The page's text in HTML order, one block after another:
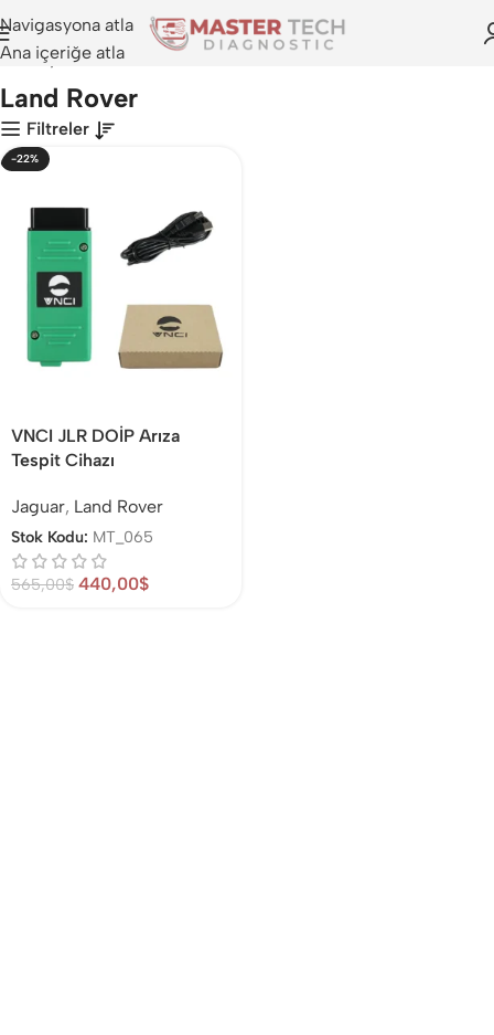
Navigasyona atla
Ana içeriğe atla
Anasayfa>Land Rover
Land Rover
Filtreler
-22%
VNCI JLR DOİP Arıza
Tespit Cihazı
Jaguar, Land Rover
Stok Kodu: MT_065
565,00$ 440,00$